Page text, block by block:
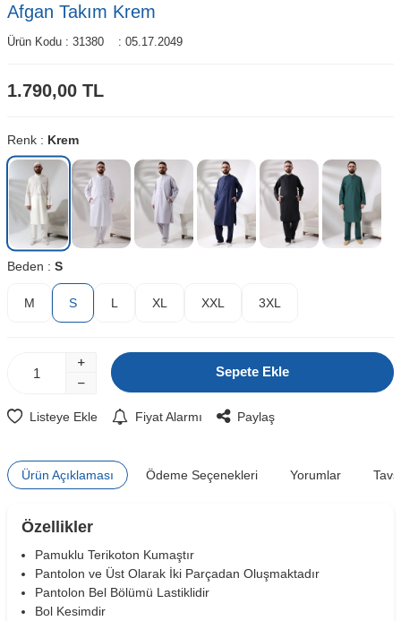
Afgan Takım Krem
Ürün Kodu : 31380 : 05.17.2049
1.790,00 TL
Renk : Krem
Beden : S
M S L XL XXL 3XL
Sepete Ekle
Listeye Ekle Fiyat Alarmı Paylaş
Ürün Açıklaması Ödeme Seçenekleri Yorumlar
Özellikler
Pamuklu Terikoton Kumaştır
Pantolon ve Üst Olarak İki Parçadan Oluşmaktadır
Pantolon Bel Bölümü Lastiklidir
Bol Kesimdir